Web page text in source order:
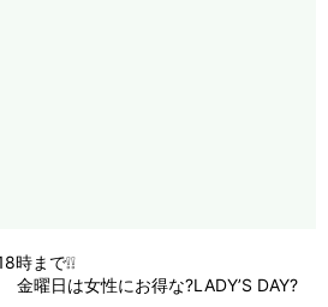
まで❕❕
金曜日は女性にお得な?LADY’S DAY?